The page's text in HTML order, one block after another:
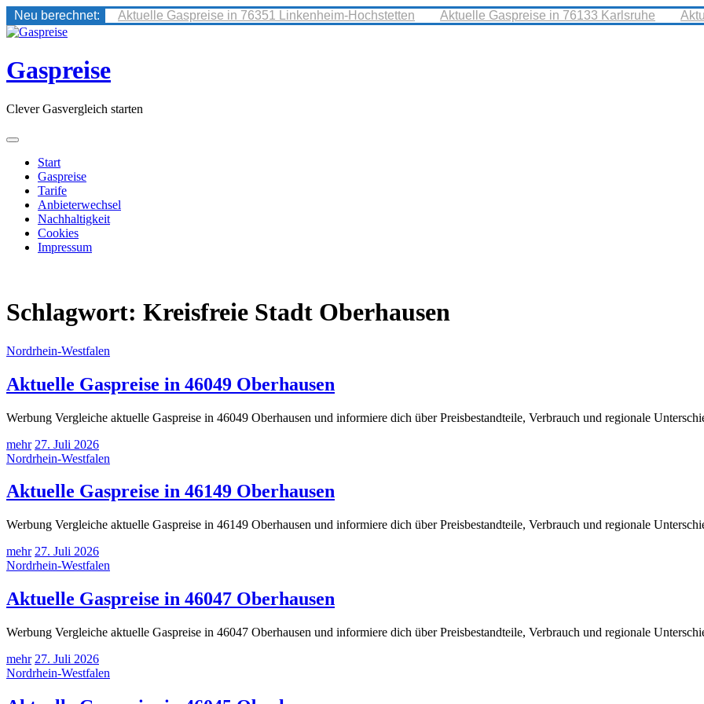
Neu berechnet: Aktuelle Gaspreise in 76351 Linkenheim-Hochstetten Aktuelle Gaspreise in 76133 Karlsruhe
Skip
content
Gaspreise
Clever Gasvergleich starten
Start
Gaspreise
Tarife
Anbieterwechsel
Nachhaltigkeit
Cookies
Impressum
Schlagwort: Kreisfreie Stadt Oberhausen
Nordrhein-Westfalen
Aktuelle Gaspreise in 46049 Oberhausen
Werbung Vergleiche aktuelle Gaspreise in 46049 Oberhausen und informiere dich über Preisbestandteile, Verbrauch und regionale
mehr 27. Juli 2026
Nordrhein-Westfalen
Aktuelle Gaspreise in 46149 Oberhausen
Werbung Vergleiche aktuelle Gaspreise in 46149 Oberhausen und informiere dich über Preisbestandteile, Verbrauch und regionale
mehr 27. Juli 2026
Nordrhein-Westfalen
Aktuelle Gaspreise in 46047 Oberhausen
Werbung Vergleiche aktuelle Gaspreise in 46047 Oberhausen und informiere dich über Preisbestandteile, Verbrauch und regionale
mehr 27. Juli 2026
Nordrhein-Westfalen